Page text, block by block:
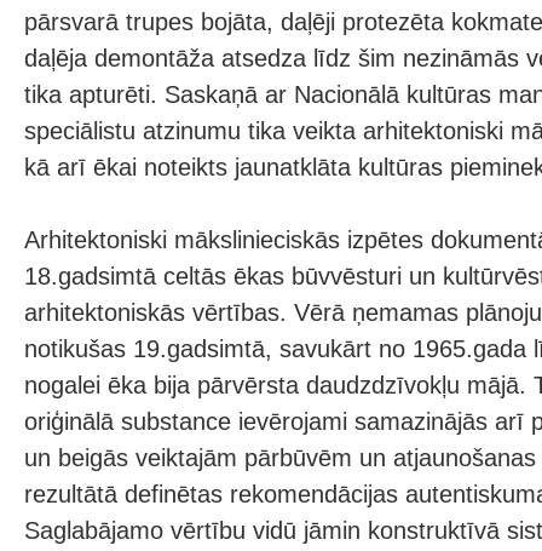
pārsvarā trupes bojāta, daļēji protezēta
daļēja demontāža atsedza līdz šim nezināmās
tika apturēti. Saskaņā ar Nacionālā kultūras
speciālistu atzinumu tika veikta arhitektoniski
kā arī ēkai noteikts jaunatklāta kultūras
Arhitektoniski mākslinieciskās izpētes
18.gadsimtā celtās ēkas būvvēsturi un
arhitektoniskās vērtības. Vērā ņemamas
notikušas 19.gadsimtā, savukārt no 1965.gada
nogalei ēka bija pārvērsta daudzdzīvokļu mājā.
oriģinālā substance ievērojami samazinājās arī
un beigās veiktajām pārbūvēm un
rezultātā definētas rekomendācijas
Saglabājamo vērtību vidū jāmin konstruktīvā